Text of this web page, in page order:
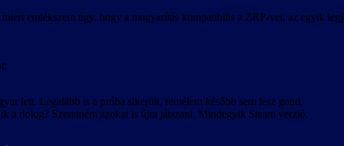
emlékszem úgy, hogy a magyarítás kompatibilis a ZRP-vel, az egyik
lett. Legalább is a próba sikerült, remélem később sem lesz gond.
a dolog? Szeretném azokat is újra játszani. Mindegyik Steam verzió.